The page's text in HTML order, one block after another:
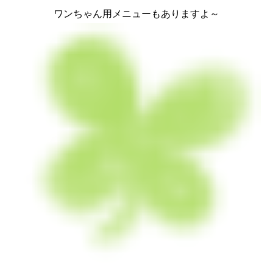
ワンちゃん用メニューもありますよ～